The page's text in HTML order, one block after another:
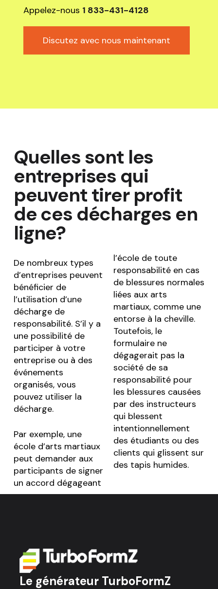
Appelez-nous 1 833-431-4128
Discutez avec nous maintenant
Quelles sont les
entreprises qui
peuvent tirer profit
de ces décharges en
ligne?
De nombreux types
d’entreprises peuvent
bénéficier de
l’utilisation d’une
décharge de
responsabilité. S’il y a
une possibilité de
participer à votre
entreprise ou à des
événements
organisés, vous
pouvez utiliser la
décharge.
Par exemple, une
école d’arts martiaux
peut demander aux
participants de signer
un accord dégageant
l’école de toute
responsabilité en cas
de blessures normales
liées aux arts
martiaux, comme une
entorse à la cheville.
Toutefois, le
formulaire ne
dégagerait pas la
société de sa
responsabilité pour
les blessures causées
par des instructeurs
qui blessent
intentionnellement
des étudiants ou des
clients qui glissent sur
des tapis humides.
Le générateur TurboFormZ